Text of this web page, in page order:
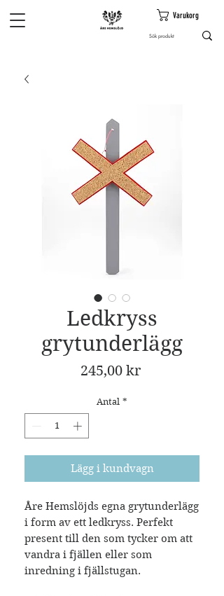
Varukorg
Ledkryss
grytunderlägg
245,00 krPris
Antal *
Lägg i kundvagn
Åre Hemslöjds egna grytunderlägg
i form av ett ledkryss. Perfekt
present till den som tycker om att
vandra i fjällen eller som
inredning i fjällstugan.